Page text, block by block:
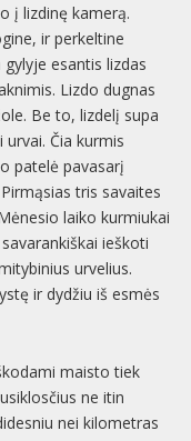
į lizdinę kamerą.
ir perkeltine
esantis lizdas
Lizdo dugnas
Be to, lizdelį supa
Čia kurmis
patelė pavasarį
tris savaites
laiko kurmiukai
ieškoti
urvelius.
ir dydžiu iš esmės
maisto tiek
ne itin
nei kilometras